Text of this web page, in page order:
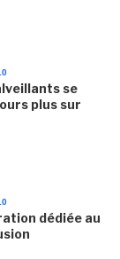
se
plus sur
dédiée au